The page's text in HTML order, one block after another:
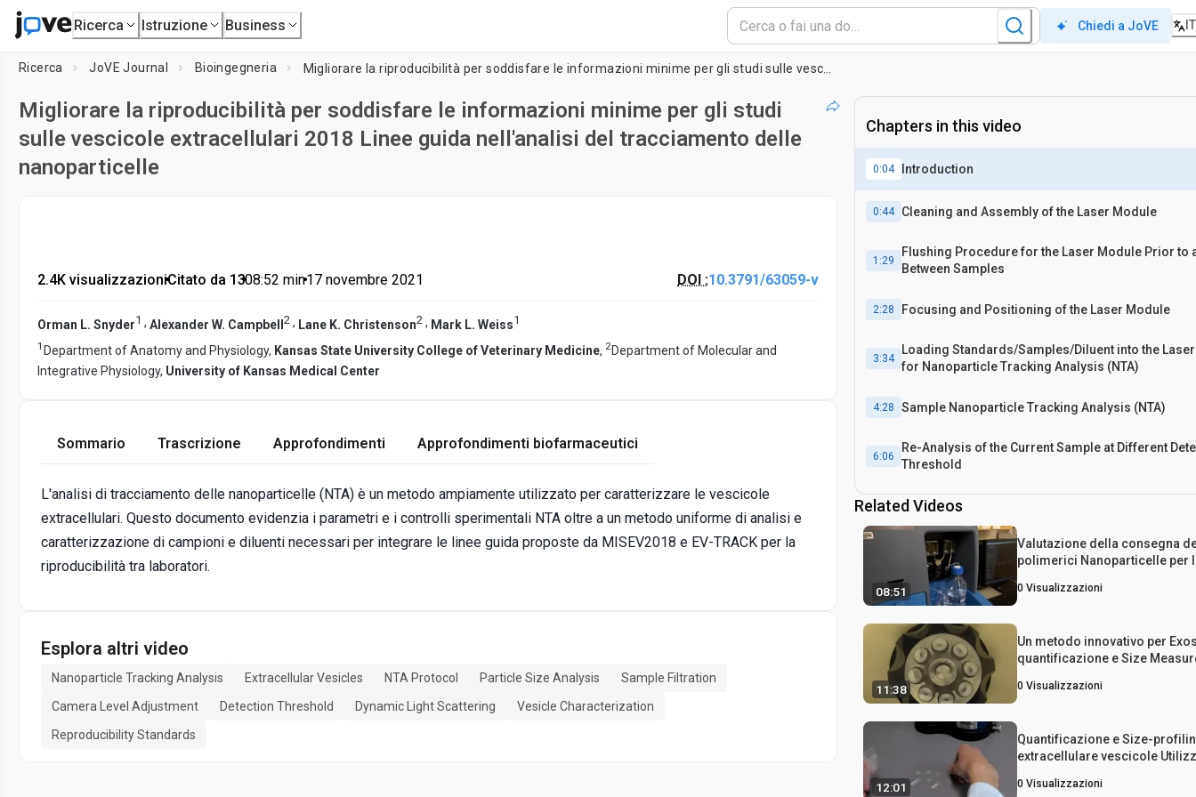
Ricerca Istruzione Business Chiedi a JoVE IT
Ricerca JoVE Journal Bioingegneria
Migliorare la riproducibilità per soddisfare le informazioni minime per gli studi
sulle vescicole extracellulari 2018 Linee guida nell'analisi del tracciamento delle
nanoparticelle
2.4K visualizzazioni•Citato da 13•08:52 min•17 novembre 2021 DOI :10.3791/63059-v
Orman L. Snyder1 , Alexander W. Campbell 2 , Lane K. Christenson2 , Mark L. Weiss1
1 Department of Anatomy and Physiology, Kansas State University College of Veterinary Medicine, 2Department of Molecular and
Integrative Physiology, University of Kansas Medical Center
Sommario Trascrizione Approfondimenti Approfondimenti biofarmaceutici
L'analisi di tracciamento delle nanoparticelle (NTA) è un metodo ampiamente utilizzato per caratterizzare le vescicole
extracellulari. Questo documento evidenzia i parametri e i controlli sperimentali NTA oltre a un metodo uniforme di analisi e
caratterizzazione di campioni e diluenti necessari per integrare le linee guida proposte da MISEV2018 e EV-TRACK per la
riproducibilità tra laboratori.
Esplora altri video
Nanoparticle Tracking Analysis Extracellular Vesicles NTA Protocol Particle Size Analysis
Sample Filtration
Camera Level Adjustment
Detection Threshold Dynamic Light Scattering
Vesicle Characterization
Reproducibility Standards
Chapters in this video
0:04 Introduction
0:44 Cleaning and Assembly of the Laser Module
1:29
Flushing Procedure for the Laser Module Prior to
Between Samples
2:28 Focusing and Positioning of the Laser Module
3:34
Loading Standards/Samples/Diluent into the
for Nanoparticle Tracking Analysis (NTA)
4:28 Sample Nanoparticle Tracking Analysis (NTA)
6:06
Re-Analysis of the Current Sample at Different
Threshold
6:40
Results: Effects of Camera Level and Detection
Unfiltered Samples
Conclusion
Related Videos
08:51
Valutazione della consegna
polimerici Nanoparticelle per
delle nanoparticelle
throughput Citometria a
0 Visualizzazioni
11:38
Un metodo innovativo per
quantificazione e Size
0 Visualizzazioni
12:01
Quantificazione e Size-
extracellulare vescicole
0 Visualizzazioni